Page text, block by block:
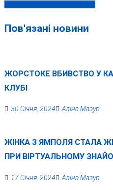
Пов'язані новини
ЖОРСТОКЕ ВБИВСТВО У
КЛУБІ
30 Січня, 2024 Аліна Мазур
ЖІНКА З ЯМПОЛЯ СТАЛА
ПРИ ВІРТУАЛЬНОМУ
17 Січня, 2024 Аліна Мазур